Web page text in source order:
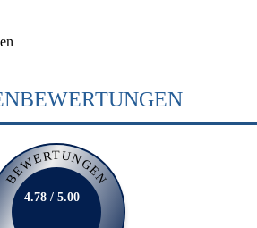
BEWERTUNGEN
4.78 / 5.00